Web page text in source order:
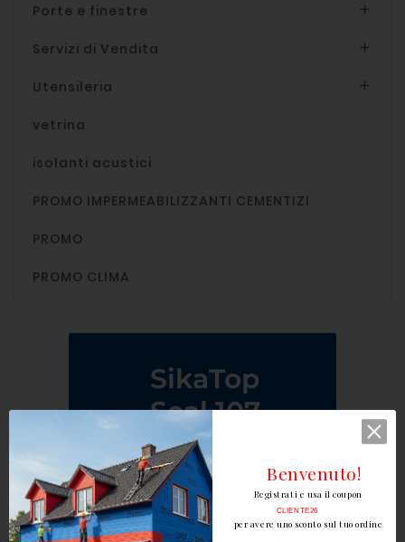
Porte e finestre 
Servizi di Vendita 
Utensileria 
vetrina
isolanti acustici
PROMO IMPERMEABILIZZANTI CEMENTIZI
PROMO
PROMO CLIMA
Registrati e usa il coupon
per avere uno sconto sul tuo ordine
CLIENTE26
Benvenuto!